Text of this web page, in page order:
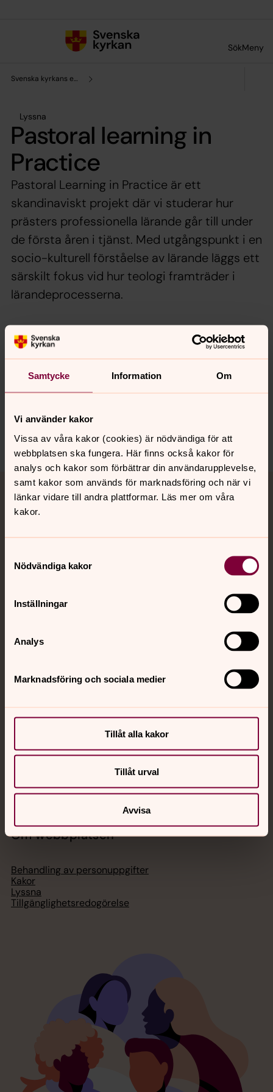
Samtycke Information Om
Vi använder kakor
Vissa av våra kakor (cookies) är nödvändiga för att
webbplatsen ska fungera. Här finns också kakor för
analys och kakor som förbättrar din användarupplevelse,
samt kakor som används för marknadsföring och när vi
länkar vidare till andra plattformar. Läs mer om våra
kakor.
Nödvändiga kakor
Inställningar
Analys
Marknadsföring och sociala medier
Tillåt alla kakor
Tillåt urval
Avvisa
SökMeny
Svenska kyrkans enhet för forskning och analys
Lyssna
Pastoral learning in
Practice
Pastoral Learning in Practice är ett
skandinaviskt projekt där vi studerar hur
prästers professionella lärande går till under
de första åren i tjänst. Med utgångspunkt i en
socio-kulturell förståelse av lärande läggs ett
särskilt fokus vid hur teologi framträder i
lärandeprocesserna.
Projektet leds av Jonas Ideström, tidigare medarbetare
vid enheten som numera är verksam vid Enskilda
högskolan i Stockholm.
Senast ändrad 14 mars 2025
Dela
Tillbaka till toppen
Tillbaka till innehållet
Jourhavande präst
med en präst på kvällar och nätter.
Telefon 112
Lediga jobb
Act Svenska kyrkan
Svenska kyrkan i utlandet
Om webbplatsen
Behandling av personuppgifter
Kakor
Lyssna
Tillgänglighetsredogörelse